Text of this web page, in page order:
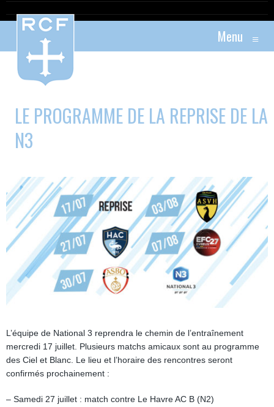
Menu ≡
LE PROGRAMME DE LA REPRISE DE LA
N3
L’équipe de National 3 reprendra le chemin de l’entraînement
mercredi 17 juillet. Plusieurs matchs amicaux sont au programme
des Ciel et Blanc. Le lieu et l’horaire des rencontres seront
confirmés prochainement :
– Samedi 27 juillet : match contre Le Havre AC B (N2)